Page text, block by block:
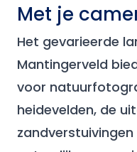
Met je
Het gevarieerde
Mantingerveld
voor
heidevelden, de